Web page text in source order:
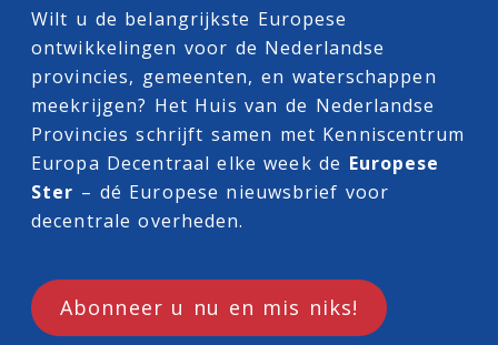
Wilt u de belangrijkste Europese
ontwikkelingen voor de Nederlandse
provincies, gemeenten, en waterschappen
meekrijgen? Het Huis van de Nederlandse
Provincies schrijft samen met Kenniscentrum
Europa Decentraal elke week de Europese
Ster – dé Europese nieuwsbrief voor
decentrale overheden.
Abonneer u nu en mis niks!